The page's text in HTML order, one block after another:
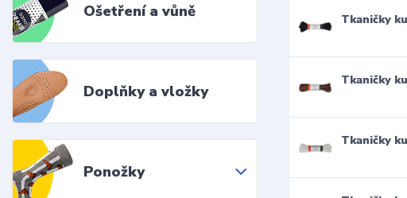
Ošetření a vůně
Doplňky a vložky
Ponožky
Tkaničky
Tkaničky
Tkaničky